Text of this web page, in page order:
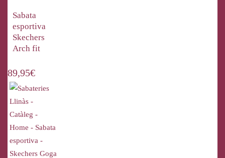
Sabata
esportiva
Skechers
Arch fit
89,95€